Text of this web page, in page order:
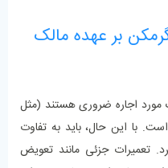
بر عهده مالک
مورد اجاره ضروری هستند (مثل
با این حال، باید به تفاوت
تعمیرات جزئی مانند تعویض